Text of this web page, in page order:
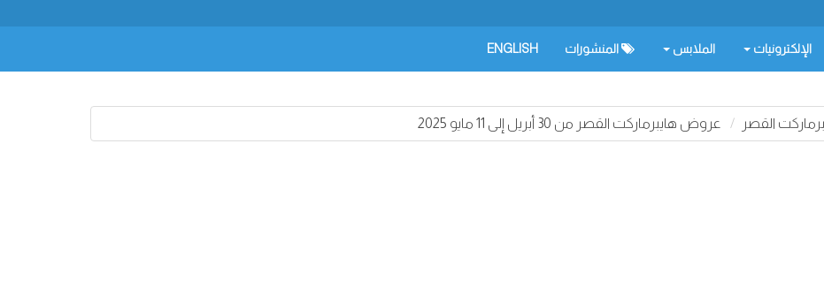
الإلكترونيات الملابس المنشورات ENGLISH
القصر عروض هايبرماركت القصر من 30 أبريل إلى 11 مايو 2025